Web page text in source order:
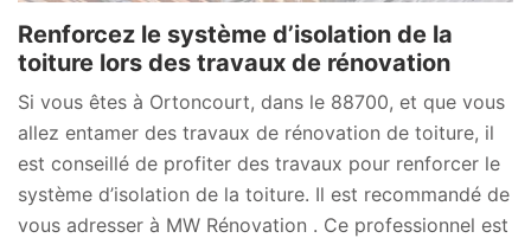
Renforcez le système d’isolation de la
toiture lors des travaux de rénovation
Si vous êtes à Ortoncourt, dans le 88700, et que vous
allez entamer des travaux de rénovation de toiture, il
est conseillé de profiter des travaux pour renforcer le
système d’isolation de la toiture. Il est recommandé de
vous adresser à MW Rénovation . Ce professionnel est